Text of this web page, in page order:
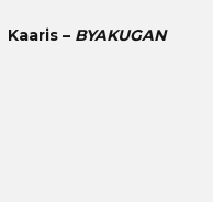
Kaaris – BYAKUGAN